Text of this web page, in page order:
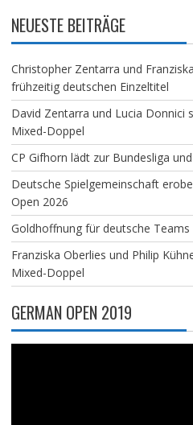
NEUESTE BEITRÄGE
Christopher Zentarra und
frühzeitig deutschen Einzeltitel
David Zentarra und Lucia Donnici
Mixed-Doppel
CP Gifhorn lädt zur Bundesliga
Deutsche Spielgemeinschaft
Open 2026
Goldhoffnung für deutsche
Franziska Oberlies und Philip
Mixed-Doppel
GERMAN OPEN 2019